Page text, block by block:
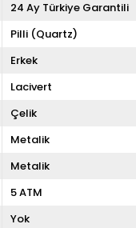
24 Ay Türkiye Garantili
Pilli (Quartz)
Erkek
Lacivert
Çelik
Metalik
Metalik
5 ATM
Yok